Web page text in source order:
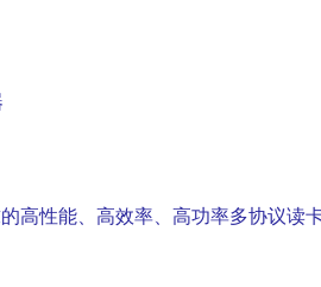
高性能、高效率、高功率多协议读